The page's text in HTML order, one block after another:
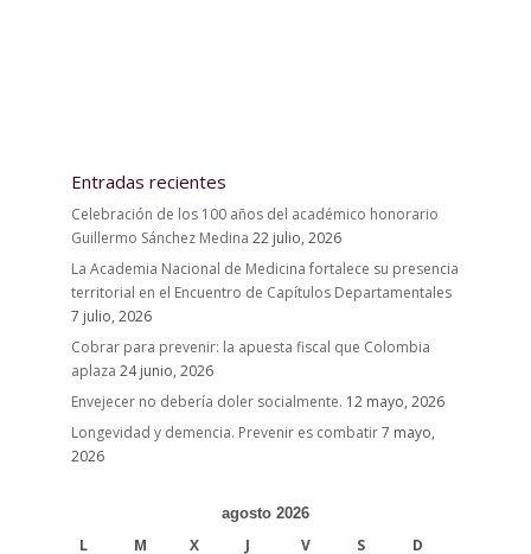
Entradas recientes
Celebración de los 100 años del académico honorario
Guillermo Sánchez Medina 22 julio, 2026
La Academia Nacional de Medicina fortalece su presencia
territorial en el Encuentro de Capítulos Departamentales
7 julio, 2026
Cobrar para prevenir: la apuesta fiscal que Colombia
aplaza 24 junio, 2026
Envejecer no debería doler socialmente. 12 mayo, 2026
Longevidad y demencia. Prevenir es combatir7 mayo,
2026
agosto 2026
L M X J V S D